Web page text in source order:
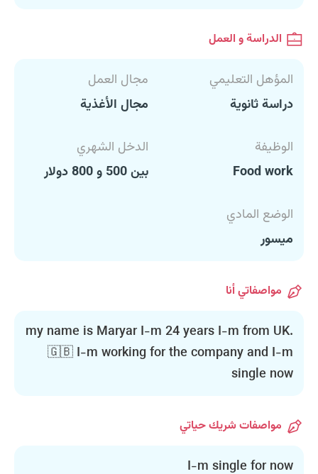
الدراسة و العمل
المؤهل التعليمي
دراسة ثانوية
مجال العمل
مجال الأغذية
الوظيفة
Food work
الدخل الشهري
بين 500 و 800 دولار
الوضع المادي
ميسور
مواصفاتي أنا
.my name is Maryar I-m 24 years I-m from UK
🇬🇧 I-m working for the company and I-m
single now
مواصفات شريك حياتي
I-m single for now